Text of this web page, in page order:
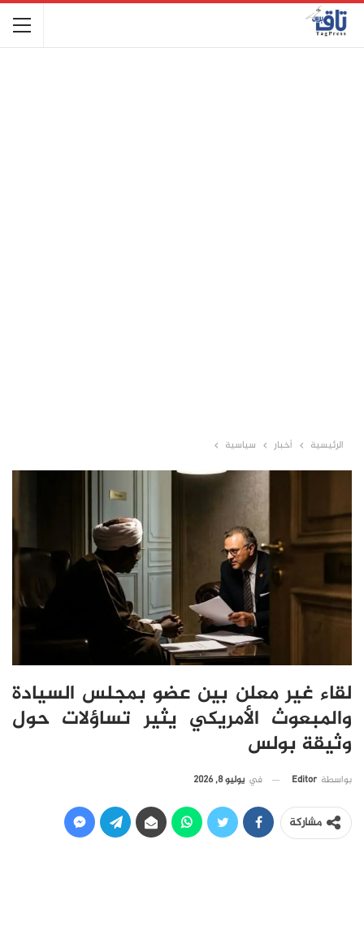
الرئيسية أخبار سياسية
لقاء غير معلن بين عضو بمجلس السيادة
والمبعوث الأمريكي يثير تساؤلات حول
وثيقة بولس
بواسطة Editor في يوليو 8, 2026
مشاركة